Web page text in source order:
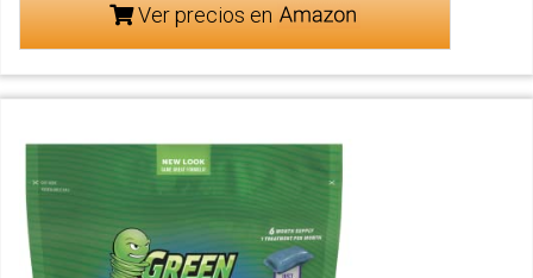
Ver precios en